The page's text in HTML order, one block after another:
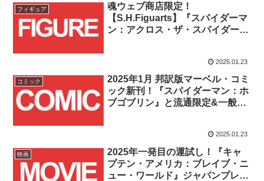
フィギュア
魂ウェブ商店限定！
【S.H.Figuarts】『スパイダーマ
ン：アクロス・ザ・スパイダーバ
2025/1/24(金)16時より予約受付開
始！！
2025.01.23
コミック
2025年1月 邦訳版マーベル・コミ
ック新刊！『スパイダーマン：ホ
ブゴブリン』と流通限定&一般流
2025.01.23
映画
2025年一発目の運試し！『キャ
プテン・アメリカ：ブレイブ・ニ
ュー・ワールド』ジャパンプレミ